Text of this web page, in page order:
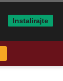
Instalirajte